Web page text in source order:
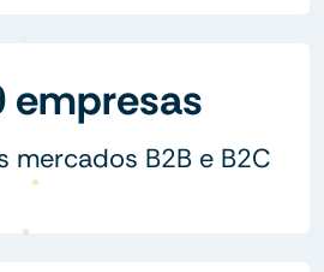
empresas
mercados B2B e B2C